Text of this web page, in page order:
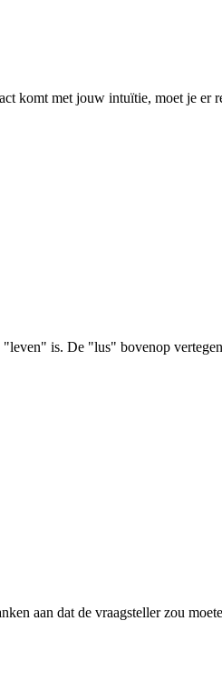
komt met jouw intuïtie, moet je er
is. De "lus" bovenop
aan dat de vraagsteller zou